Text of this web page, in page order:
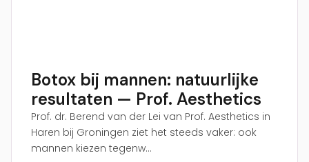
Botox bij mannen: natuurlijke
resultaten — Prof. Aesthetics
Prof. dr. Berend van der Lei van Prof. Aesthetics in
Haren bij Groningen ziet het steeds vaker: ook
mannen kiezen tegenw...